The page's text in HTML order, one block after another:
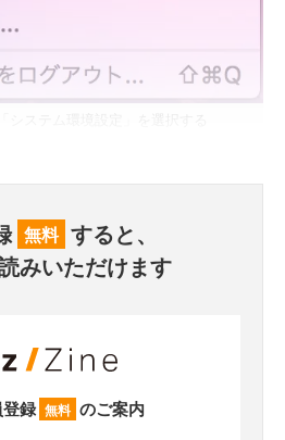
システム環境設定」を選択する
無料 すると、
みいただけます
録 無料 のご案内